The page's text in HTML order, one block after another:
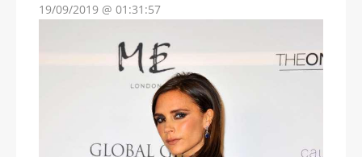
19/09/2019 @ 01:31:57